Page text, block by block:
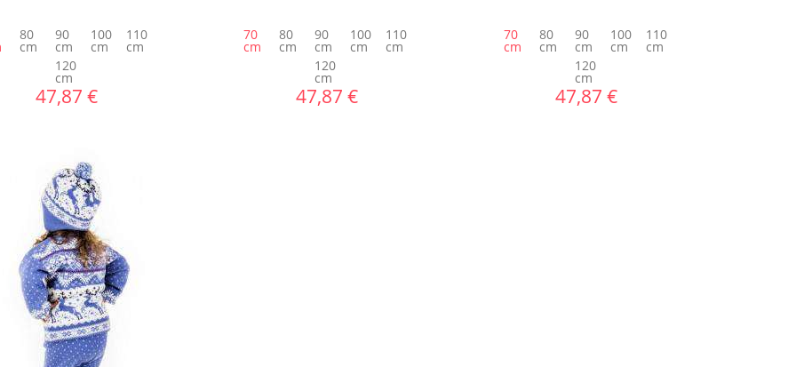
80
cm
90
cm
100
cm
110
cm
120
cm
47,87 €
70
cm
80
cm
90
cm
100
cm
110
cm
120
cm
47,87 €
70
cm
80
cm
90
cm
100
cm
110
cm
120
cm
47,87 €